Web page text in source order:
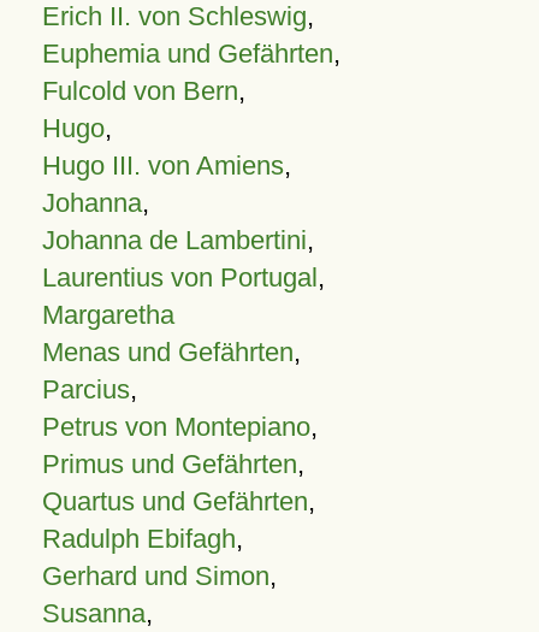
Erich II. von Schleswig,
Euphemia und Gefährten,
Fulcold von Bern,
Hugo,
Hugo III. von Amiens,
Johanna,
Johanna de Lambertini,
Laurentius von Portugal,
Margaretha
Menas und Gefährten,
Parcius,
Petrus von Montepiano,
Primus und Gefährten,
Quartus und Gefährten,
Radulph Ebifagh,
Gerhard und Simon,
Susanna,